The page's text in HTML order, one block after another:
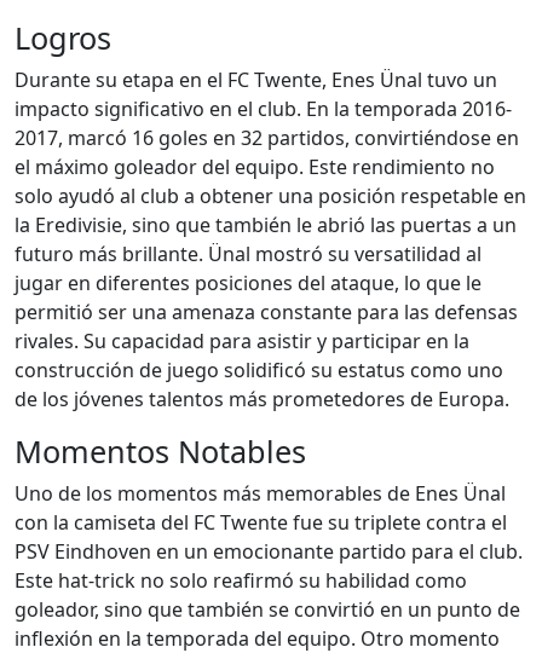
Logros
Durante su etapa en el FC Twente, Enes Ünal tuvo un
impacto significativo en el club. En la temporada 2016-
2017, marcó 16 goles en 32 partidos, convirtiéndose en
el máximo goleador del equipo. Este rendimiento no
solo ayudó al club a obtener una posición respetable en
la Eredivisie, sino que también le abrió las puertas a un
futuro más brillante. Ünal mostró su versatilidad al
jugar en diferentes posiciones del ataque, lo que le
permitió ser una amenaza constante para las defensas
rivales. Su capacidad para asistir y participar en la
construcción de juego solidificó su estatus como uno
de los jóvenes talentos más prometedores de Europa.
Momentos Notables
Uno de los momentos más memorables de Enes Ünal
con la camiseta del FC Twente fue su triplete contra el
PSV Eindhoven en un emocionante partido para el club.
Este hat-trick no solo reafirmó su habilidad como
goleador, sino que también se convirtió en un punto de
inflexión en la temporada del equipo. Otro momento